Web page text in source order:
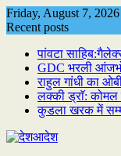
Skip
to
Friday, August 7, 2026
Recent posts
पांवटा
GDC भरली
राहुल गांधी का
लक्की ड्राॅ: कोमल
कुडला खरक में